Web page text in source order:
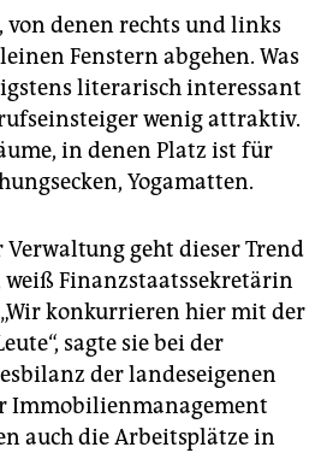
von denen rechts und links
Fenstern abgehen. Was
literarisch interessant
wenig attraktiv.
in denen Platz ist für
Yogamatten.
geht dieser Trend
Finanzstaatssekretärin
konkurrieren hier mit der
sagte sie bei der
der landeseigenen
Immobilienmanagement
auch die Arbeitsplätze in